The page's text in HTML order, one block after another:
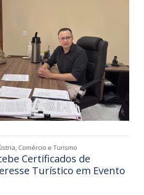
Comércio e Turismo
Certificados de
Turístico em Evento